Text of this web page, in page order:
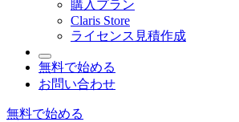
購入プラン
Claris Store
ライセンス見積作成
無料で始める
お問い合わせ
無料で始める